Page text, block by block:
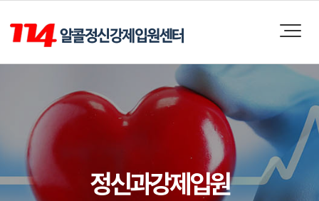
정신과강제입원